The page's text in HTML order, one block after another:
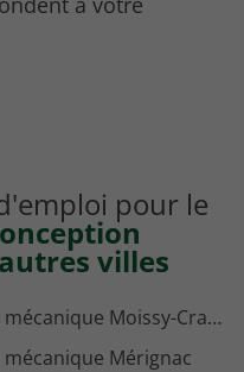
pour le
villes
Emploi Technicien conception mécanique Moissy-Cramayel
Mérignac